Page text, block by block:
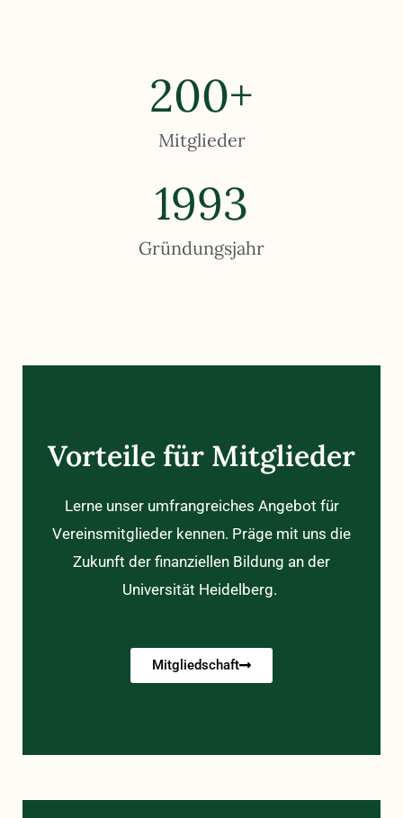
Mitglieder
200+
Gründungsjahr
1993
Vorteile für Mitglieder
Lerne unser umfrangreiches Angebot für
Vereinsmitglieder kennen. Präge mit uns die
Zukunft der finanziellen Bildung an der
Universität Heidelberg.
Mitgliedschaft